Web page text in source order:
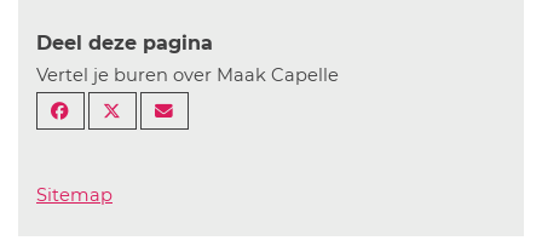
Deel deze pagina
Vertel je buren over Maak Capelle
Sitemap